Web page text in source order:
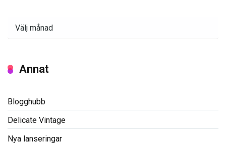
Annat
Blogghubb
Delicate Vintage
Nya lanseringar